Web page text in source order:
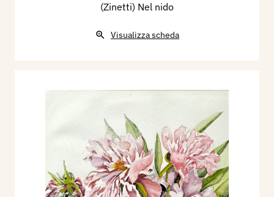
(Zinetti) Nel nido
Visualizza scheda